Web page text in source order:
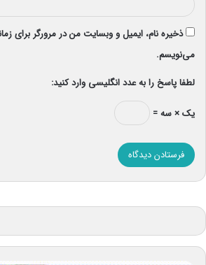
ذخیره نام، ایمیل و وبسایت من در مرورگر برای
می‌نویسم.
لطفا پاسخ را به عدد انگلیسی وارد کنید:
یک × سه =